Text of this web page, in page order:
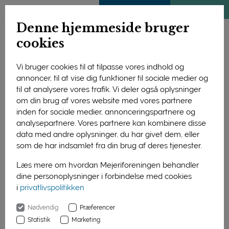
Denne hjemmeside bruger
cookies
Vi bruger cookies til at tilpasse vores indhold og
annoncer, til at vise dig funktioner til sociale medier og
til at analysere vores trafik. Vi deler også oplysninger
om din brug af vores website med vores partnere
inden for sociale medier, annonceringspartnere og
analysepartnere. Vores partnere kan kombinere disse
data med andre oplysninger, du har givet dem, eller
som de har indsamlet fra din brug af deres tjenester.
Læs mere om hvordan Mejeriforeningen behandler
dine personoplysninger i forbindelse med cookies
i privatlivspolitikken
Nødvendig
Præferencer
Statistik
Marketing
Forside Forskning og uddannelse
Forskning
Afsluttede projekter
Sundhed & Ernæring
2004
Mejeriprodukter - Kalciums betydning for legemsvægten
Mejeriprodukter -
Kalciums betydning
for legemsvægten
Forsøget har til formål at undersøge
om kalciumholdige mejeriprodukter,
uafhængigt af protein- og fedtindhold,